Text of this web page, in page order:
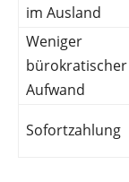
im Ausland
Weniger
bürokratischer
Aufwand
Sofortzahlung